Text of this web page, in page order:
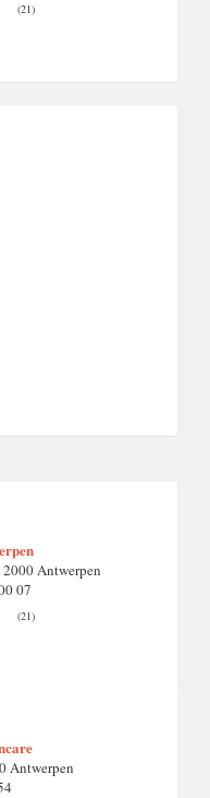
(21)
Antwerpen
07
(21)
Antwerpen